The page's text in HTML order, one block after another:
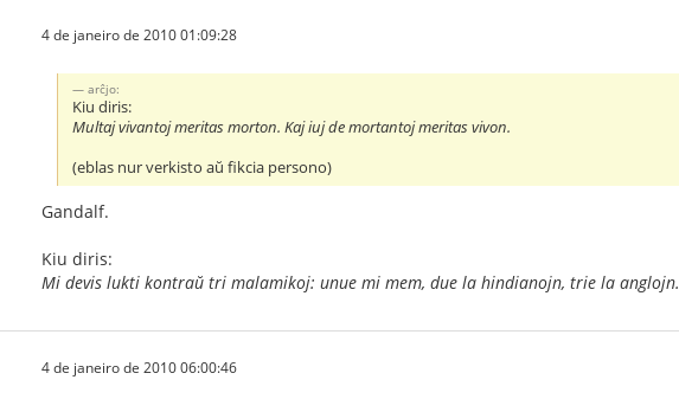
4 de janeiro de 2010 01:09:28
arĉjo:
Kiu diris:
Multaj vivantoj meritas morton. Kaj iuj de mortantoj meritas vivon.
(eblas nur verkisto aŭ fikcia persono)
Gandalf.
Kiu diris:
Mi devis lukti kontraŭ tri malamikoj: unue mi mem, due la hindianojn, trie la anglojn.
4 de janeiro de 2010 06:00:46